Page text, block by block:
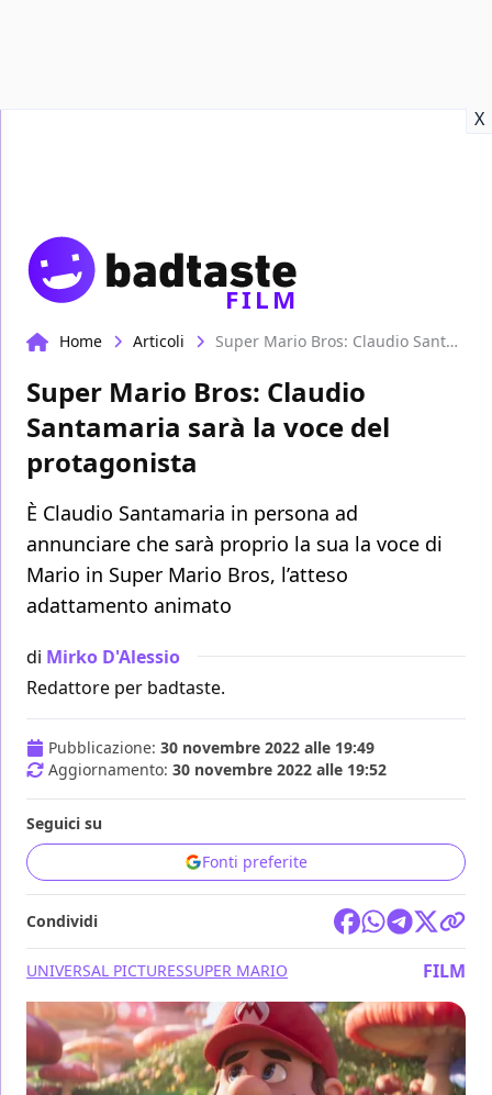
X
FILM
Home Articoli Super Mario Bros: Claudio Santamaria sarà la voce del protagonista
Super Mario Bros: Claudio
Santamaria sarà la voce del
protagonista
È Claudio Santamaria in persona ad
annunciare che sarà proprio la sua la voce di
Mario in Super Mario Bros, l’atteso
adattamento animato
di Mirko D'Alessio
Redattore per badtaste.
Pubblicazione: 30 novembre 2022 alle 19:49
Aggiornamento: 30 novembre 2022 alle 19:52
Seguici su
Fonti preferite
Condividi
UNIVERSAL PICTURESSUPER MARIO FILM